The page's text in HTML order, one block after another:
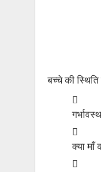
बच्चे की
क्या माँ